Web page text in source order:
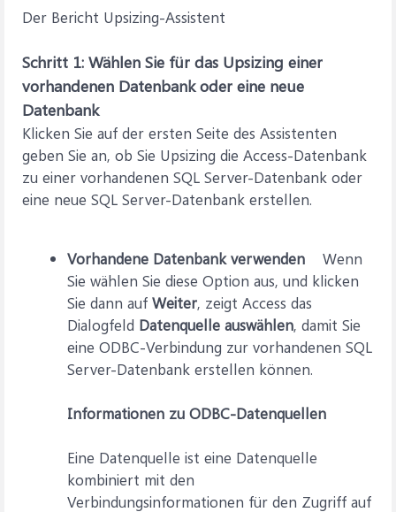
Der Bericht Upsizing-Assistent
Schritt 1: Wählen Sie für das Upsizing einer
vorhandenen Datenbank oder eine neue
Datenbank
Klicken Sie auf der ersten Seite des Assistenten
geben Sie an, ob Sie Upsizing die Access-Datenbank
zu einer vorhandenen SQL Server-Datenbank oder
eine neue SQL Server-Datenbank erstellen.
Vorhandene Datenbank verwenden Wenn
Sie wählen Sie diese Option aus, und klicken
Sie dann auf Weiter, zeigt Access das
Dialogfeld Datenquelle auswählen, damit Sie
eine ODBC-Verbindung zur vorhandenen SQL
Server-Datenbank erstellen können.
Informationen zu ODBC-Datenquellen
Eine Datenquelle ist eine Datenquelle
kombiniert mit den
Verbindungsinformationen für den Zugriff auf